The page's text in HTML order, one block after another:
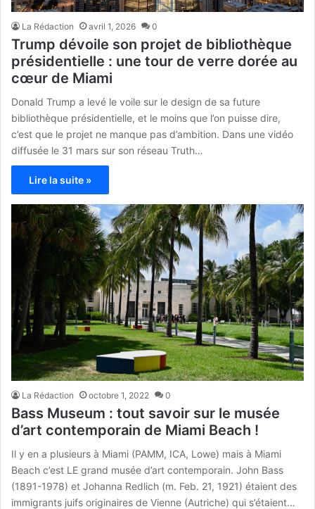
La Rédaction avril 1, 2026 0
Trump dévoile son projet de bibliothèque
présidentielle : une tour de verre dorée au
cœur de Miami
Donald Trump a levé le voile sur le design de sa future
bibliothèque présidentielle, et le moins que l’on puisse dire,
c’est que le projet ne manque pas d’ambition. Dans une vidéo
diffusée le 31 mars sur son réseau Truth…
Lire la suite »
La Rédaction octobre 1, 2022 0
Bass Museum : tout savoir sur le musée
d’art contemporain de Miami Beach !
Il y en a plusieurs à Miami (PAMM, ICA, Lowe) mais à Miami
Beach c’est LE grand musée d’art contemporain. John Bass
(1891-1978) et Johanna Redlich (m. Feb. 21, 1921) étaient des
immigrants juifs originaires de Vienne (Autriche) qui s’étaient…